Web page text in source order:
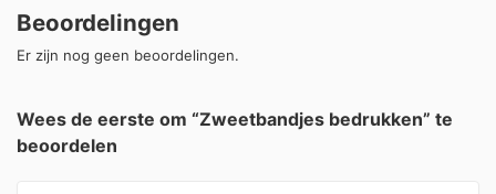
Beoordelingen
Er zijn nog geen beoordelingen.
Wees de eerste om “Zweetbandjes bedrukken” te
beoordelen